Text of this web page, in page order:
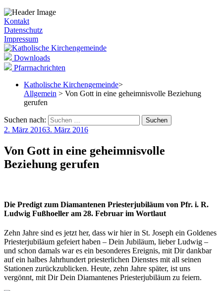
Kontakt
Datenschutz
Impressum
Downloads
Pfarrnachrichten
Katholische Kirchengemeinde>
Allgemein > Von Gott in eine geheimnisvolle Beziehung
gerufen
Suchen nach:
2. März 20163. März 2016
Von Gott in eine geheimnisvolle
Beziehung gerufen
Die Predigt zum Diamantenen Priesterjubiläum von Pfr. i. R.
Ludwig Fußhoeller am 28. Februar im Wortlaut
Zehn Jahre sind es jetzt her, dass wir hier in St. Joseph ein Goldenes
Priesterjubiläum gefeiert haben – Dein Jubiläum, lieber Ludwig –
und schon damals war es ein besonderes Ereignis, mit Dir dankbar
auf ein halbes Jahrhundert priesterlichen Dienstes mit all seinen
Stationen zurückzublicken. Heute, zehn Jahre später, ist uns
vergönnt, mit Dir Dein Diamantenes Priesterjubiläum zu feiern.